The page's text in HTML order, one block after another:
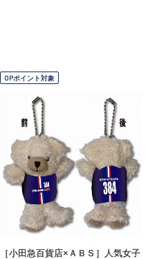
OPポイント対象
［小田急百貨店×ＡＢＳ］人気女子